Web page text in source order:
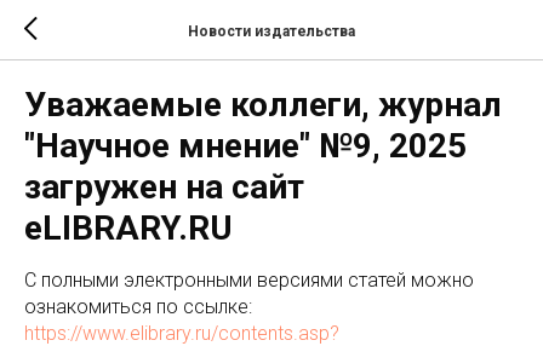
Новости издательства
Уважаемые коллеги, журнал
"Научное мнение" №9, 2025
загружен на сайт
eLIBRARY.RU
C полными электронными версиями статей можно
ознакомиться по ссылке:
https://www.elibrary.ru/contents.asp?